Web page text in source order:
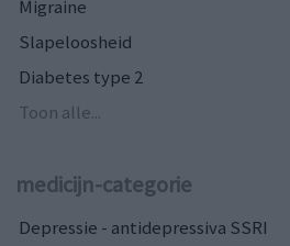
Migraine
Slapeloosheid
Diabetes type 2
Toon alle...
medicijn-categorie
Depressie - antidepressiva SSRI